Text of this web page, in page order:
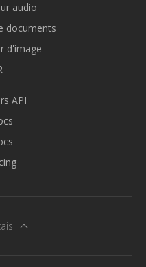
audio
documents
d'image
API